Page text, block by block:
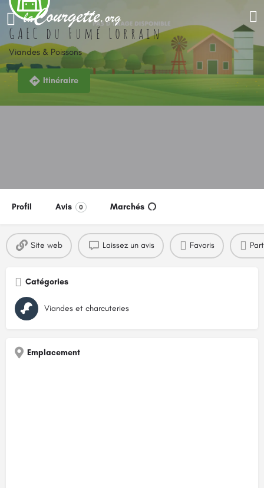
GAEC du Fumé Lorrain
Viandes & Poissons
Itinéraire
Profil Avis 0 Marchés
Site web Laissez un avis Favoris
Catégories
Viandes et charcuteries
Emplacement